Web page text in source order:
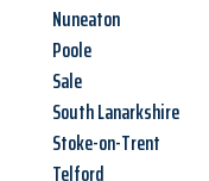
Nuneaton
Poole
Sale
South Lanarkshire
Stoke-on-Trent
Telford